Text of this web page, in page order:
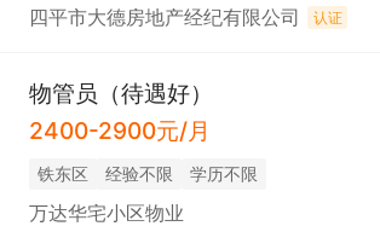
四平市大德房地产经纪有限公司 认证
物管员（待遇好）
2400-2900元/月
铁东区 经验不限 学历不限
万达华宅小区物业